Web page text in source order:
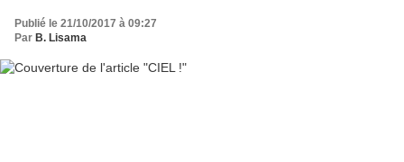
Publié le 21/10/2017 à 09:27
Par B. Lisama